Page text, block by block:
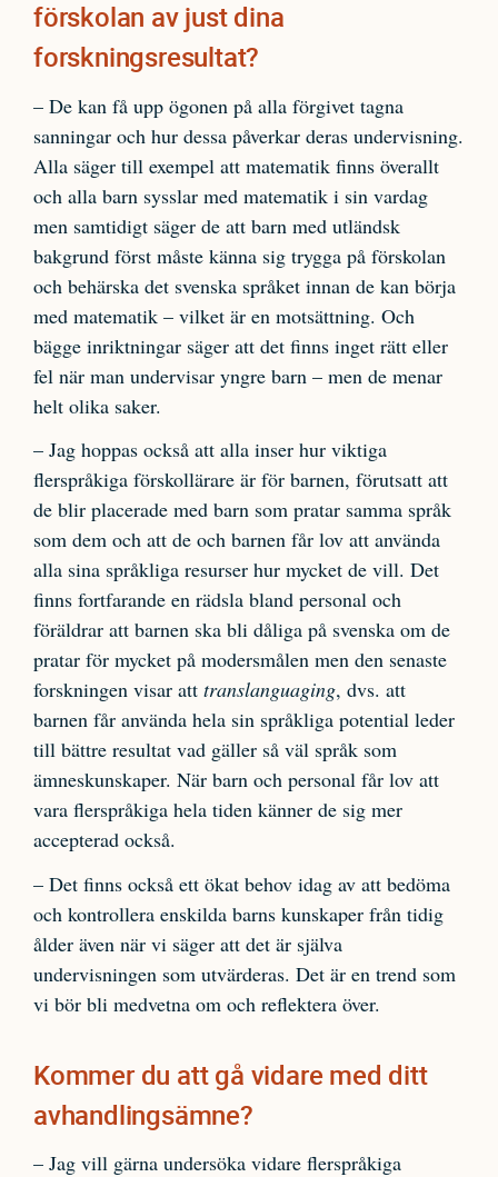
förskolan av just dina
forskningsresultat?
– De kan få upp ögonen på alla förgivet tagna
sanningar och hur dessa påverkar deras undervisning.
Alla säger till exempel att matematik finns överallt
och alla barn sysslar med matematik i sin vardag
men samtidigt säger de att barn med utländsk
bakgrund först måste känna sig trygga på förskolan
och behärska det svenska språket innan de kan börja
med matematik – vilket är en motsättning. Och
bägge inriktningar säger att det finns inget rätt eller
fel när man undervisar yngre barn – men de menar
helt olika saker.
– Jag hoppas också att alla inser hur viktiga
flerspråkiga förskollärare är för barnen, förutsatt att
de blir placerade med barn som pratar samma språk
som dem och att de och barnen får lov att använda
alla sina språkliga resurser hur mycket de vill. Det
finns fortfarande en rädsla bland personal och
föräldrar att barnen ska bli dåliga på svenska om de
pratar för mycket på modersmålen men den senaste
forskningen visar att translanguaging, dvs. att
barnen får använda hela sin språkliga potential leder
till bättre resultat vad gäller så väl språk som
ämneskunskaper. När barn och personal får lov att
vara flerspråkiga hela tiden känner de sig mer
accepterad också.
– Det finns också ett ökat behov idag av att bedöma
och kontrollera enskilda barns kunskaper från tidig
ålder även när vi säger att det är själva
undervisningen som utvärderas. Det är en trend som
vi bör bli medvetna om och reflektera över.
Kommer du att gå vidare med ditt
avhandlingsämne?
– Jag vill gärna undersöka vidare flerspråkiga